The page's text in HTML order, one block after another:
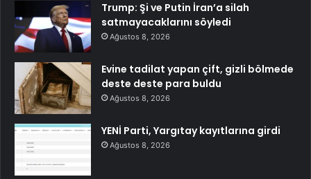
Trump: Şi ve Putin İran’a silah
satmayacaklarını söyledi
Ağustos 8, 2026
Evine tadilat yapan çift, gizli bölmede
deste deste para buldu
Ağustos 8, 2026
YENİ Parti, Yargıtay kayıtlarına girdi
Ağustos 8, 2026